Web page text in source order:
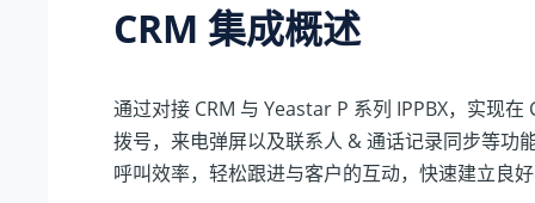
CRM 集成概述
通过对接 CRM 与 Yeastar P 系列 IPPBX，实现在
拨号，来电弹屏以及联系人 & 通话记录同步等功
呼叫效率，轻松跟进与客户的互动，快速建立良